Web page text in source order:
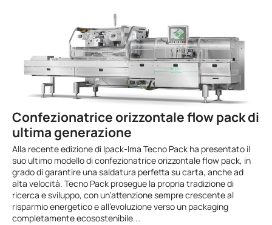
Confezionatrice orizzontale flow pack di
ultima generazione
Alla recente edizione di Ipack-Ima Tecno Pack ha presentato il
suo ultimo modello di confezionatrice orizzontale flow pack, in
grado di garantire una saldatura perfetta su carta, anche ad
alta velocità. Tecno Pack prosegue la propria tradizione di
ricerca e sviluppo, con un’attenzione sempre crescente al
risparmio energetico e all’evoluzione verso un packaging
completamente ecosostenibile.…